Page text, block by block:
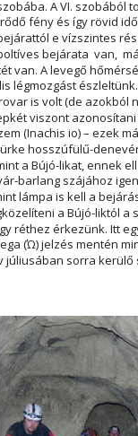
A VI.
fény és így rövid
e vízszintes
bejárata  van,
van. A levegő
légmozgást
is volt (de azokból
viszont
(Inachis io) – ezek
hosszúfülű-
a Bújó-likat, ennek
barlang szájához
lámpa is kell a
a Bújó-liktól
réthez érkezünk. Itt
(Ώ) jelzés mentén
júliusában sorra